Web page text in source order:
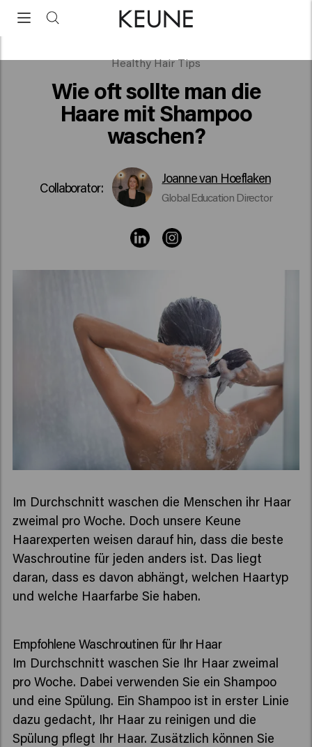
Wie oft sollte man die Haare mit Shampoo waschen?
Healthy Hair Tips
Wie oft sollte man die
Haare mit Shampoo
waschen?
Collaborator:
Joanne van Hoeflaken
Global Education Director
Im Durchschnitt waschen die Menschen ihr Haar
zweimal pro Woche. Doch unsere Keune
Haarexperten weisen darauf hin, dass die beste
Waschroutine für jeden anders ist. Das liegt
daran, dass es davon abhängt, welchen Haartyp
und welche Haarfarbe Sie haben.
Empfohlene Waschroutinen für Ihr Haar
Im Durchschnitt waschen Sie Ihr Haar zweimal
pro Woche. Dabei verwenden Sie ein Shampoo
und eine Spülung. Ein Shampoo ist in erster Linie
dazu gedacht, Ihr Haar zu reinigen und die
Spülung pflegt Ihr Haar. Zusätzlich können Sie